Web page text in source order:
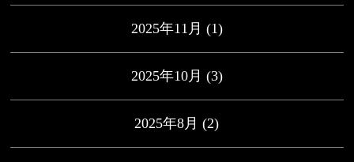
2025年11月 (1)
2025年10月 (3)
2025年8月 (2)